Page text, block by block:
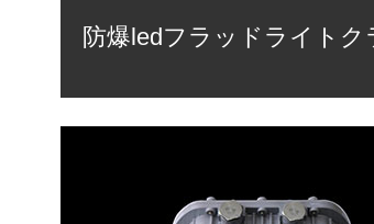
防爆ledフラッドライト